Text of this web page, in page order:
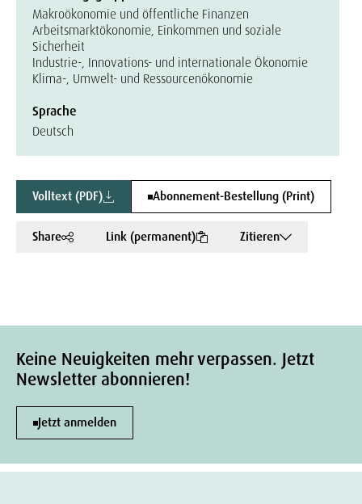
Makroökonomie und öffentliche Finanzen
Arbeitsmarktökonomie, Einkommen und soziale
Sicherheit
Industrie-, Innovations- und internationale Ökonomie
Klima-, Umwelt- und Ressourcenökonomie
Sprache
Deutsch
Volltext (PDF) Abonnement-Bestellung (Print)
Share Link (permanent) Zitieren
Keine Neuigkeiten mehr verpassen. Jetzt
Newsletter abonnieren!
Jetzt anmelden